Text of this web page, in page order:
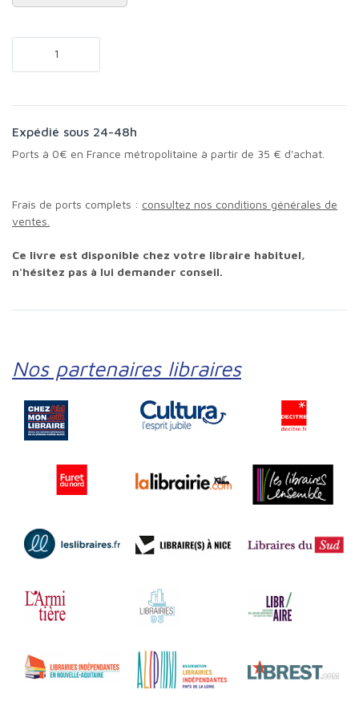
Expédié sous 24-48h
Ports à 0€ en France métropolitaine à partir de 35 € d'achat.
Frais de ports complets : consultez nos conditions générales de
ventes.
Ce livre est disponible chez votre libraire habituel,
n'hésitez pas à lui demander conseil.
Nos partenaires libraires